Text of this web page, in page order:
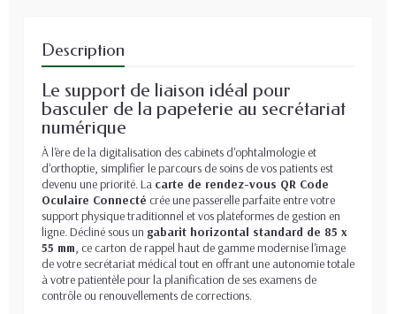
Description
Le support de liaison idéal pour
basculer de la papeterie au secrétariat
numérique
À l'ère de la digitalisation des cabinets d'ophtalmologie et
d'orthoptie, simplifier le parcours de soins de vos patients est
devenu une priorité. La carte de rendez-vous QR Code
Oculaire Connecté crée une passerelle parfaite entre votre
support physique traditionnel et vos plateformes de gestion en
ligne. Décliné sous un gabarit horizontal standard de 85 x
55 mm, ce carton de rappel haut de gamme modernise l'image
de votre secrétariat médical tout en offrant une autonomie totale
à votre patientèle pour la planification de ses examens de
contrôle ou renouvellements de corrections.